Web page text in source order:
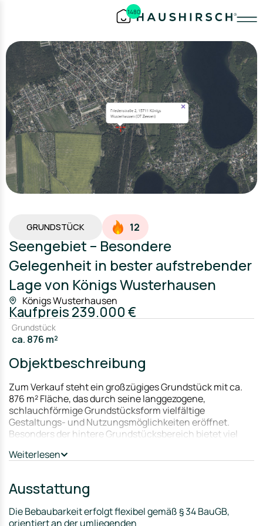
1480
GRUNDSTÜCK 12
Seengebiet – Besondere
Gelegenheit in bester aufstrebender
Lage von Königs Wusterhausen
Königs Wusterhausen
Kaufpreis239.000 €
Grundstück
ca. 876 m²
Objektbeschreibung
Zum Verkauf steht ein großzügiges Grundstück mit ca.
876 m² Fläche, das durch seine langgezogene,
schlauchförmige Grundstücksform vielfältige
Gestaltungs- und Nutzungsmöglichkeiten eröffnet.
Besonders der hintere Grundstücksbereich bietet viel
Gartenkonzepte.
Bestandsbäume, die dem Areal einen natürlichen
Charakter verleihen. Im Zuge einer Neubebauung
können diese – je nach Planung – teilweise entfernt
Weiterlesen
Ausstattung
Die Bebaubarkeit erfolgt flexibel gemäß § 34 BauGB,
orientiert an der umliegenden